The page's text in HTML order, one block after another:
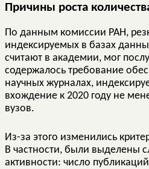
Причины роста
По данным комиссии РАН,
индексируемых в базах
считают в академии, мог
содержалось требование
научных журналах,
вхождение к 2020 году не
вузов.
Из-за этого изменились
В частности, были выделены
активности: число